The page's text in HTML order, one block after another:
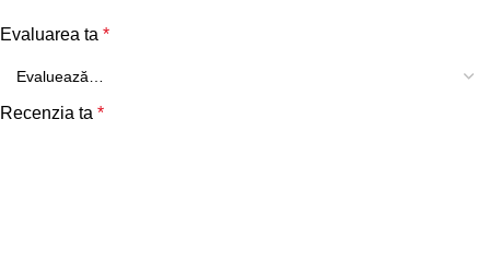
Evaluarea ta *
Recenzia ta *